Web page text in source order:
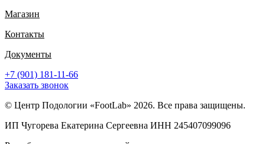
Магазин
Контакты
Документы
+7 (901) 181-11-66
Заказать звонок
© Центр Подологии «FootLab» 2026. Все права защищены.
ИП Чугорева Екатерина Сергеевна ИНН 245407099096